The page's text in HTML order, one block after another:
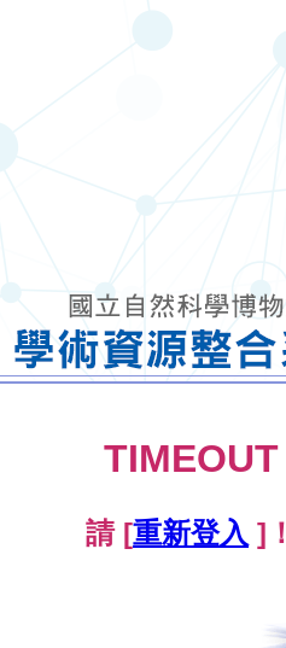
TIMEOUT
請 [重新登入 ]！